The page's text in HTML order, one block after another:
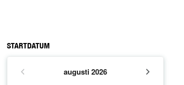
STARTDATUM
augusti2026